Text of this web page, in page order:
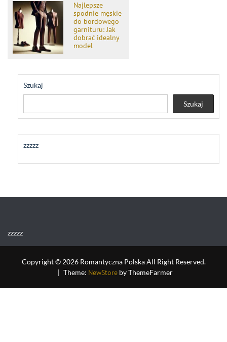
Najlepsze
spodnie męskie
do bordowego
garnituru: Jak
dobrać idealny
model
Szukaj
Szukaj
zzzzz
zzzzz
Copyright © 2026 Romantyczna Polska All Right Reserved.
| Theme: NewStoreby ThemeFarmer